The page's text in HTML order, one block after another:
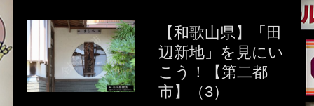
【和歌山県】「田
辺新地」を見にい
こう！【第二都
市】（3）